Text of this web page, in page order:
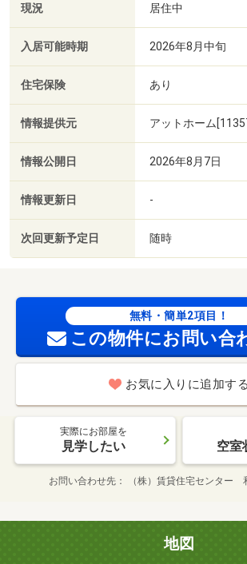
現況 居住中
入居可能時期 2026年8月中旬
住宅保険 あり
情報提供元 アットホーム
情報公開日 2026年8月7日
情報更新日 -
次回更新予定日 随時
無料・簡単2項目！
この物件にお問い合
お気に入りに追加する
実際にお部屋を
見学したい 空室
お問い合わせ先 （株）賃貸住宅センター
地図